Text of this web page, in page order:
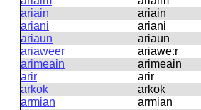
ariain
ariain
ariani
ariani
ariaun
ariaun
ariaweer
ariaweːr
arimeain
arimeain
arir
arir
arkok
arkok
armian
armian